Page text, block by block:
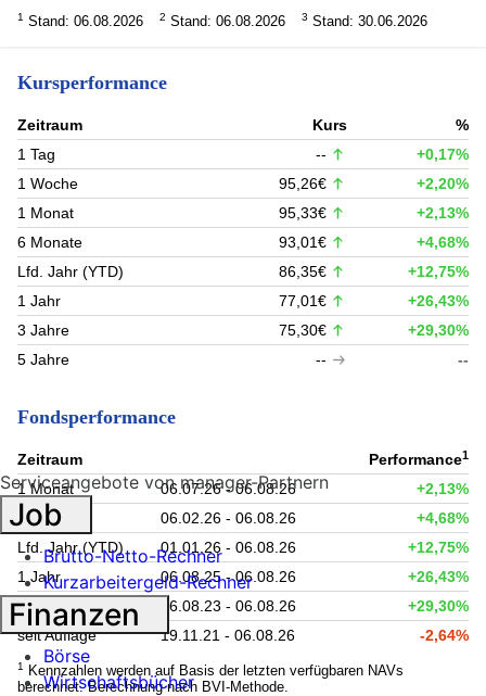
1 Stand: 06.08.2026 2 Stand: 06.08.2026 3 Stand: 30.06.2026
Kursperformance
Zeitraum Kurs
%
1 Tag
--
+0,17%
1 Woche
95,26€
+2,20%
1 Monat
95,33€
+2,13%
6 Monate
93,01€
+4,68%
Lfd. Jahr (YTD)
86,35€
+12,75%
1 Jahr
77,01€
+26,43%
3 Jahre
75,30€
+29,30%
5 Jahre
-- --
Fondsperformance
Zeitraum Performance1
1 Monat 06.07.26 - 06.08.26
+2,13%
6 Monate
06.02.26 - 06.08.26
+4,68%
Lfd. Jahr (YTD)
01.01.26 - 06.08.26
+12,75%
1 Jahr
06.08.25 - 06.08.26
+26,43%
3 Jahre
06.08.23 - 06.08.26
+29,30%
seit Auflage
19.11.21 - 06.08.26 -2,64%
1
Kennzahlen werden auf Basis der letzten verfügbaren NAVs
berechnet. Berechnung nach BVI-Methode.
Serviceangebote von manager-Partnern
Job
Brutto-Netto-Rechner
Kurzarbeitergeld-Rechner
Finanzen
Börse
Wirtschaftsbücher